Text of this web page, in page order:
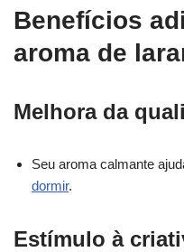
Benefícios
aroma de
Melhora da
Seu aroma calmante
dormir.
Estímulo à